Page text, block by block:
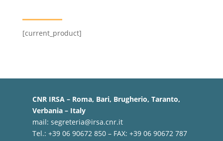
[current_product]
CNR IRSA – Roma, Bari, Brugherio, Taranto,
Verbania – Italy
mail: segreteria@irsa.cnr.it
Tel.: +39 06 90672 850 – FAX: +39 06 90672 787